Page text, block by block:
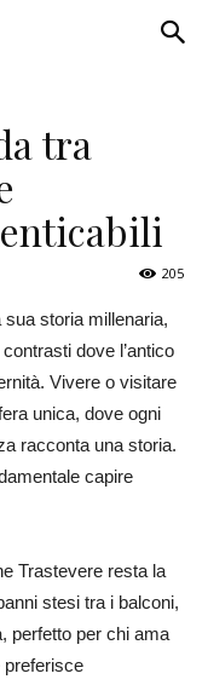
tra
205
sua storia millenaria,
dove l’antico
Vivere o visitare
unica, dove ogni
racconta una storia.
capire
Trastevere resta la
stesi tra i balconi,
perfetto per chi ama